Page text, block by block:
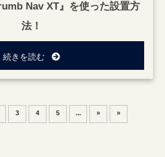
Nav XT』を使った設置方
法！
続きを読む
3 4 5 ... » »